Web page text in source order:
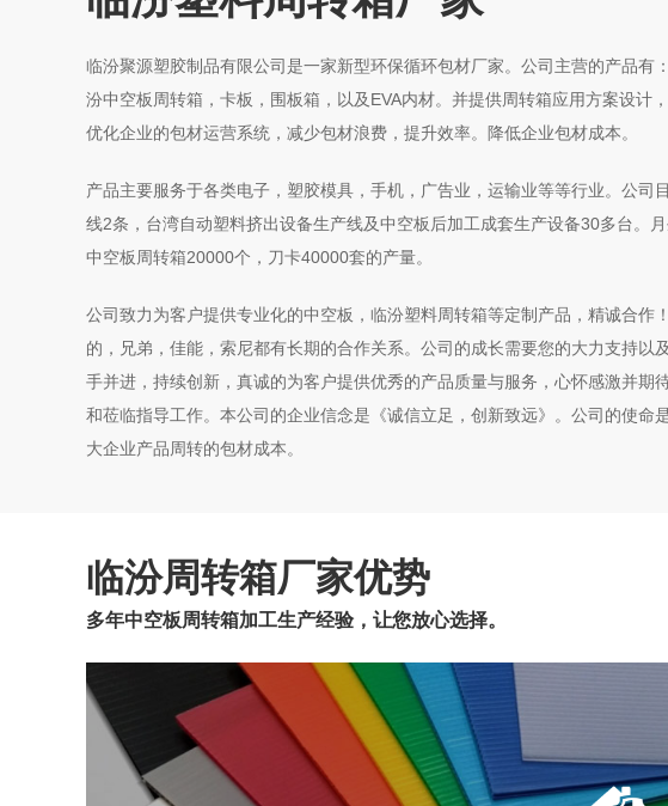
临汾聚源塑胶制品有限公司是一家新型环保循环包材厂家。公司主营的产品有
汾中空板周转箱，卡板，围板箱，以及EVA内材。并提供周转箱应用方案设计
优化企业的包材运营系统，减少包材浪费，提升效率。降低企业包材成本。
产品主要服务于各类电子，塑胶模具，手机，广告业，运输业等等行业。公司
线2条，台湾自动塑料挤出设备生产线及中空板后加工成套生产设备30多台。月
中空板周转箱20000个，刀卡40000套的产量。
公司致力为客户提供专业化的中空板，临汾塑料周转箱等定制产品，精诚合作
的，兄弟，佳能，索尼都有长期的合作关系。公司的成长需要您的大力支持以
手并进，持续创新，真诚的为客户提供优秀的产品质量与服务，心怀感激并期
和莅临指导工作。本公司的企业信念是《诚信立足，创新致远》。公司的使命
大企业产品周转的包材成本。
临汾周转箱厂家优势
多年中空板周转箱加工生产经验，让您放心选择。